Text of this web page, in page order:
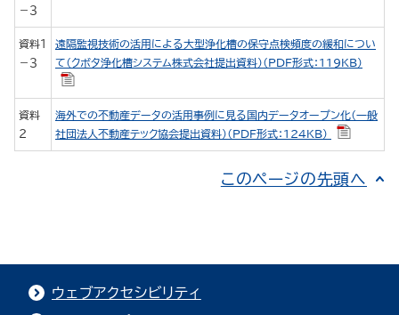
－３
資料１
－３
遠隔監視技術の活用による大型浄化槽の保守点検頻度の緩和につい
て（クボタ浄化槽システム株式会社提出資料）（PDF形式：119KB）
資料
２
海外での不動産データの活用事例に見る国内データオープン化（一般
社団法人不動産テック協会提出資料）（PDF形式：124KB）
このページの先頭へ
ウェブアクセシビリティ